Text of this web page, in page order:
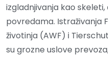
izgladnjivanja kao
povredama. Istraživanja
životinja (AWF) i
su grozne uslove